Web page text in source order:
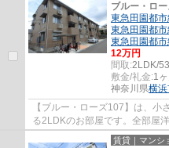
ブルー・ロ
東急田園都市
東急田園都市
東急田園都市
12万円
間取:2LDK/
敷金/礼金:1
神奈川県横
【ブルー・ローズ107】は、小
る2LDKのお部屋です。全部屋
に収納もありますので、荷物の
賃貸｜マンシ